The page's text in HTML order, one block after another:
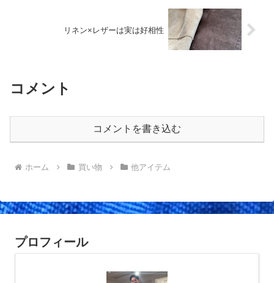
リネン×レザーは実は好相性
コメント
コメントを書き込む
ホーム 買い物 他アイテム
プロフィール